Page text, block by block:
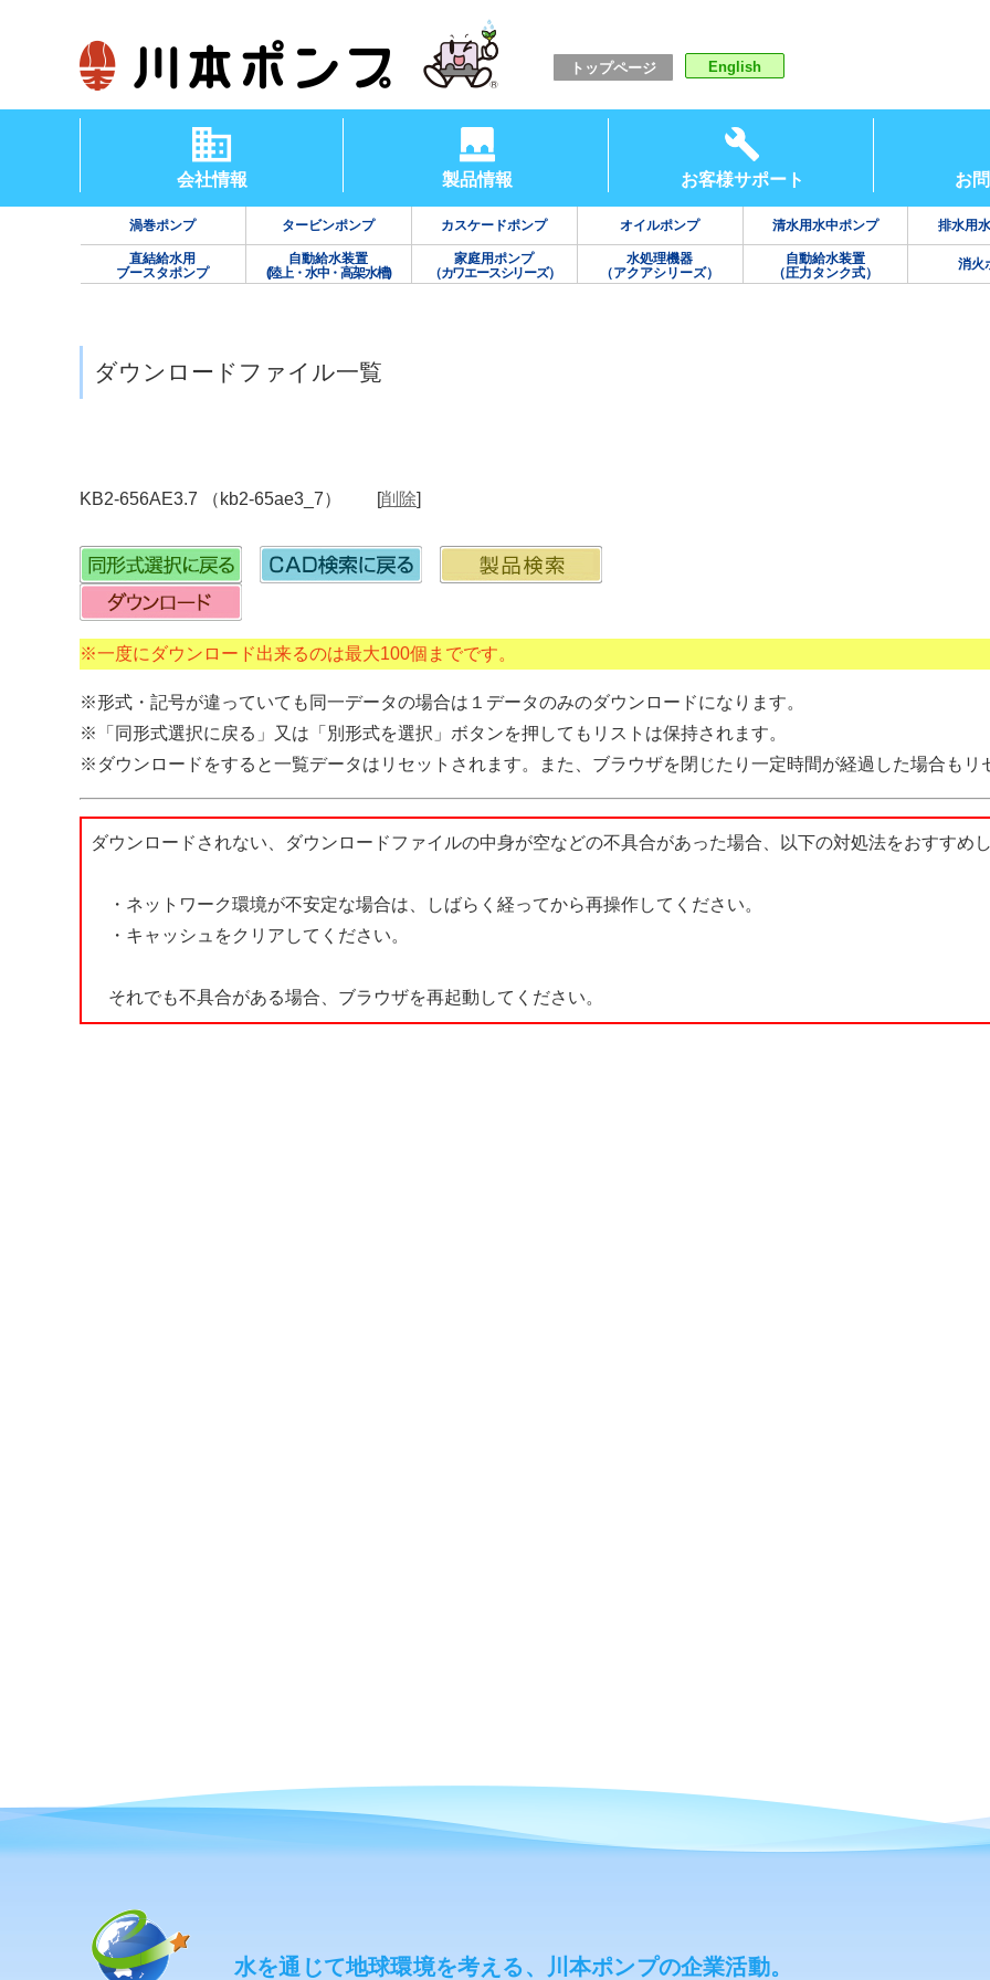
トップページ English
会社情報 製品情報 お客様サポート お
渦巻ポンプ タービンポンプ カスケードポンプ オイルポンプ 清水用水中ポンプ 排水用
直結給水用
ブースタポンプ
自動給水装置
(陸上・水中・高架水槽)
家庭用ポンプ
（カワエースシリーズ）
水処理機器
（アクアシリーズ）
自動給水装置
（圧力タンク式）
消火
ダウンロードファイル一覧
KB2-656AE3.7 （kb2-65ae3_7） [削除]
※一度にダウンロード出来るのは最大100個までです。
※形式・記号が違っていても同一データの場合は１データのみのダウンロードになります。
※「同形式選択に戻る」又は「別形式を選択」ボタンを押してもリストは保持されます。
※ダウンロードをすると一覧データはリセットされます。また、ブラウザを閉じたり一定時間が経過した場合もリ
ダウンロードされない、ダウンロードファイルの中身が空などの不具合があった場合、以下の対処法をおすすめし
・ネットワーク環境が不安定な場合は、しばらく経ってから再操作してください。
・キャッシュをクリアしてください。
それでも不具合がある場合、ブラウザを再起動してください。
水を通じて地球環境を考える、川本ポンプの企業活動。